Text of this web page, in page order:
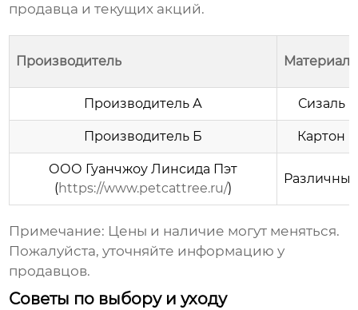
продавца и текущих акций.
Производитель Материал
Производитель А Сизаль
Производитель Б Картон
ООО Гуанчжоу Линсида Пэт
(https://www.petcattree.ru/)
Примечание: Цены и наличие могут меняться.
Пожалуйста, уточняйте информацию у
продавцов.
Советы по выбору и уходу